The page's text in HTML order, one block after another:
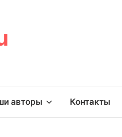
авторы Контакты